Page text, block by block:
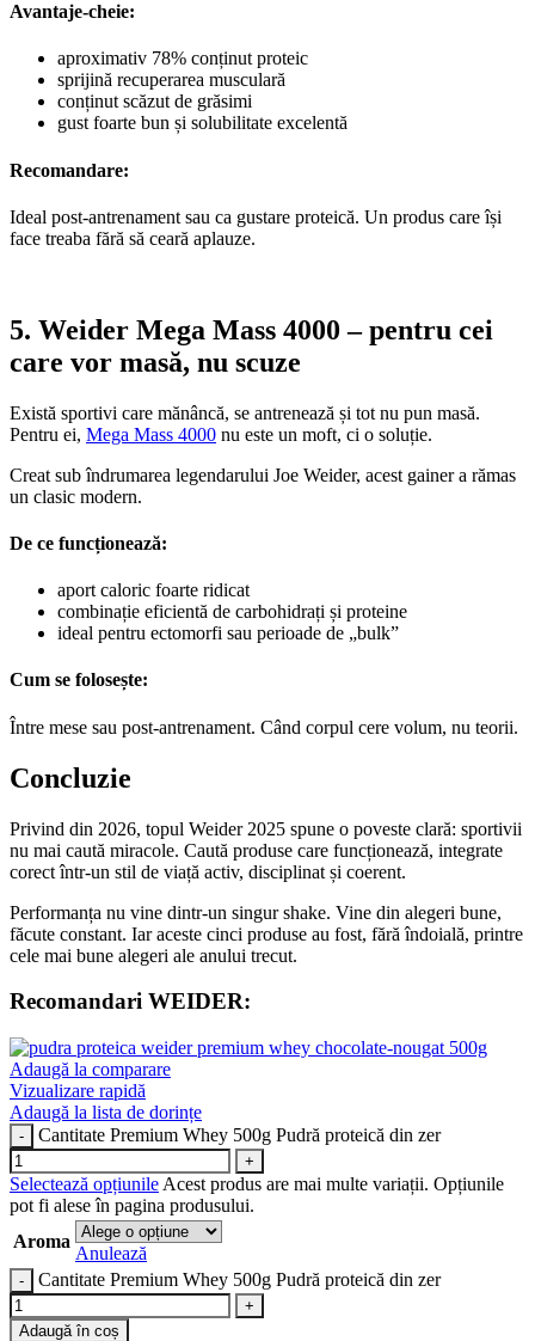
Avantaje-cheie:
aproximativ 78% conținut proteic
sprijină recuperarea musculară
conținut scăzut de grăsimi
gust foarte bun și solubilitate excelentă
Recomandare:
Ideal post-antrenament sau ca gustare proteică. Un produs care își
face treaba fără să ceară aplauze.
5. Weider Mega Mass 4000 – pentru cei
care vor masă, nu scuze
Există sportivi care mănâncă, se antrenează și tot nu pun masă.
Pentru ei, Mega Mass 4000 nu este un moft, ci o soluție.
Creat sub îndrumarea legendarului Joe Weider, acest gainer a rămas
un clasic modern.
De ce funcționează:
aport caloric foarte ridicat
combinație eficientă de carbohidrați și proteine
ideal pentru ectomorfi sau perioade de „bulk”
Cum se folosește:
Între mese sau post-antrenament. Când corpul cere volum, nu teorii.
Concluzie
Privind din 2026, topul Weider 2025 spune o poveste clară: sportivii
nu mai caută miracole. Caută produse care funcționează, integrate
corect într-un stil de viață activ, disciplinat și coerent.
Performanța nu vine dintr-un singur shake. Vine din alegeri bune,
făcute constant. Iar aceste cinci produse au fost, fără îndoială, printre
cele mai bune alegeri ale anului trecut.
Recomandari WEIDER:
Adaugă la comparare
Vizualizare rapidă
Adaugă la lista de dorințe
Cantitate Premium Whey 500g Pudră proteică din zer
Selectează opțiunile Acest produs are mai multe variații. Opțiunile
pot fi alese în pagina produsului.
Aroma
Anulează
Cantitate Premium Whey 500g Pudră proteică din zer
Adaugă în coș